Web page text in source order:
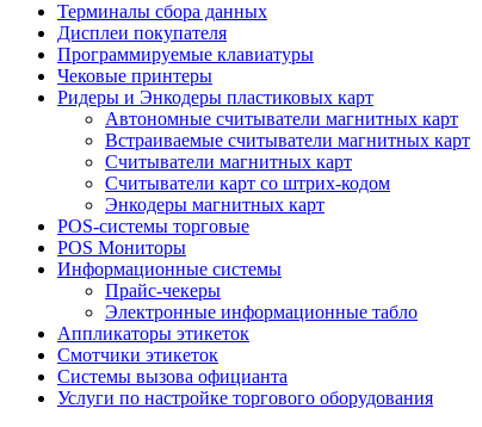
Терминалы сбора данных
Дисплеи покупателя
Программируемые клавиатуры
Чековые принтеры
Ридеры и Энкодеры пластиковых карт
Автономные считыватели магнитных карт
Встраиваемые считыватели магнитных карт
Считыватели магнитных карт
Считыватели карт со штрих-кодом
Энкодеры магнитных карт
POS-системы торговые
POS Мониторы
Информационные системы
Прайс-чекеры
Электронные информационные табло
Аппликаторы этикеток
Смотчики этикеток
Системы вызова официанта
Услуги по настройке торгового оборудования